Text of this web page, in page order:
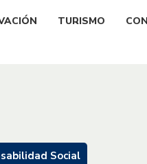
TURISMO
Social